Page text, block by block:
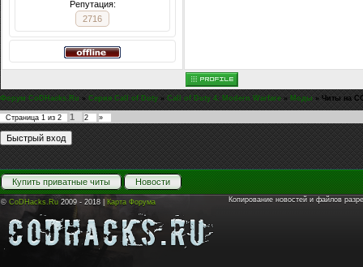
Репутация:
2716
Форум CoDHacks.Ru » Серия Call of Duty » Call of Duty 4: Modern Warfare » Моды » Читы на
Страница 1 из 2 1 2 »
Купить приватные читы Новости
© CoDHacks.Ru 2009 - 2018 | Карта Форума Копирование новостей и файлов